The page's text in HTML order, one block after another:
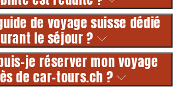
de voyage suisse dédié
le séjour ?
je réserver mon voyage
de car-tours.ch ?